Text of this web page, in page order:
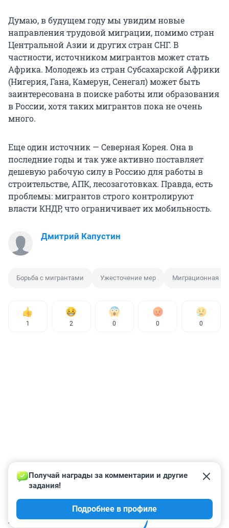
Думаю, в будущем году мы увидим новые
направления трудовой миграции, помимо стран
Центральной Азии и других стран СНГ. В
частности, источником мигрантов может стать
Африка. Молодежь из стран Субсахарской Африки
(Нигерия, Гана, Камерун, Сенегал) может быть
заинтересована в поиске работы или образования
в России, хотя таких мигрантов пока не очень
много.
Еще один источник — Северная Корея. Она в
последние годы и так уже активно поставляет
дешевую рабочую силу в Россию для работы в
строительстве, АПК, лесозаготовках. Правда, есть
проблемы: мигрантов строго контролируют
власти КНДР, что ограничивает их мобильность.
Дмитрий Капустин
Борьба с мигрантами Ужесточение мер Миграционная
1 2 0 0 0
КОММЕНТАРИИ 7
Получай награды за комментарии и другие
задания!
Подробнее в профиле